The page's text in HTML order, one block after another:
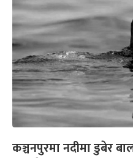
कञ्चनपुरमा नदीमा डुबेर